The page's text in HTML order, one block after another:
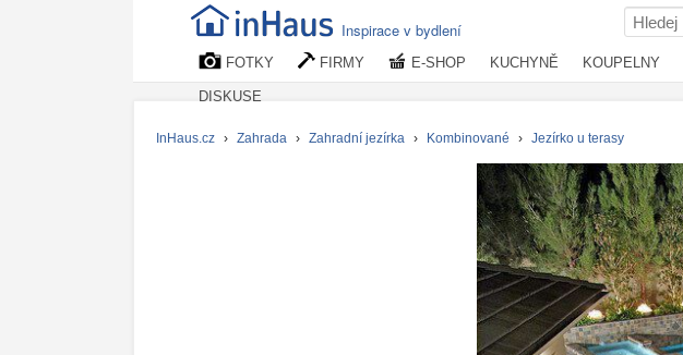
Inspirace v bydlení
FOTKY FIRMY E-SHOP KUCHYNĚ KOUPELNY
DISKUSE
InHaus.cz › Zahrada › Zahradní jezírka › Kombinované › Jezírko u terasy